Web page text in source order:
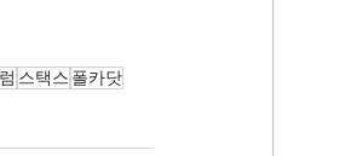
스택스 폴카닷